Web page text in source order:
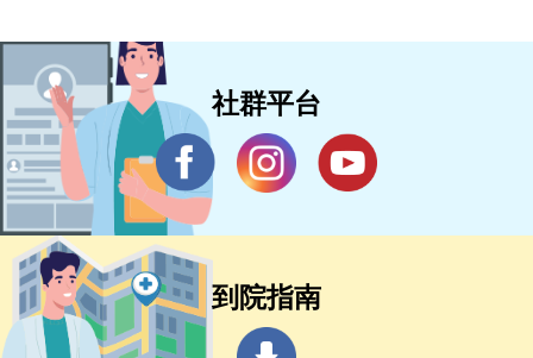
社群平台
到院指南